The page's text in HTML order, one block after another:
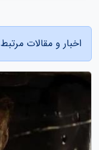
اخبار و مقالات مرتبط